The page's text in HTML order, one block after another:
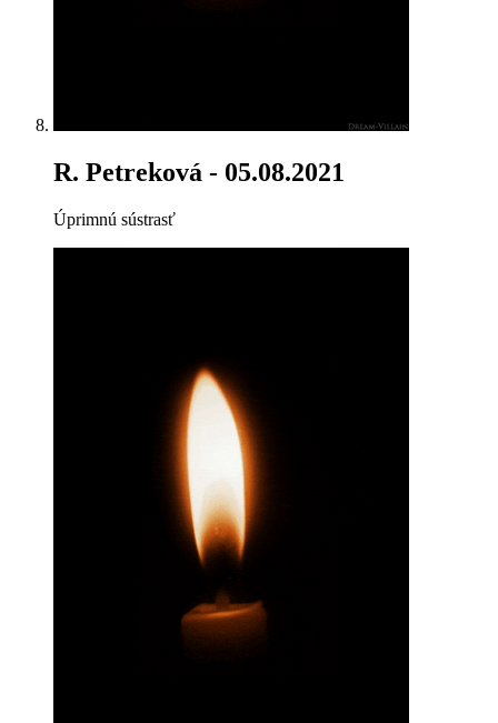
R. Petreková - 05.08.2021
Úprimnú sústrasť